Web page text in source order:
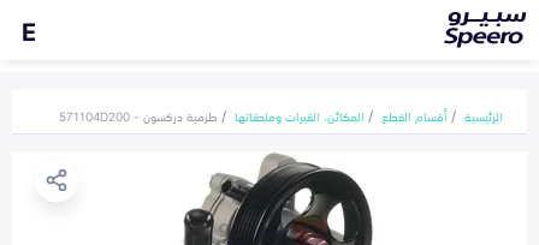
E
الرئيسية أقسام القطع المكائن، القيرات وملحقاتها طرمبة دركسون - 571104D200